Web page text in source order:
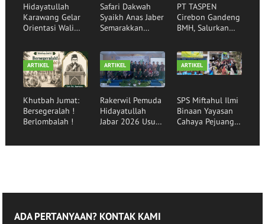
Hidayatullah
Karawang Gelar
Orientasi Wali
Mewujudkan
Generasi Qurani
Safari Dakwah
Syaikh Anas Jaber
Semarakkan
Hidayatullah
Garut
PT TASPEN
Cirebon Gandeng
BMH, Salurkan
kepada Santri
Binaan
ARTIKEL
Khutbah Jumat:
Bersegeralah !
Berlombalah !
ARTIKEL
Rakerwil Pemuda
Hidayatullah
Jabar 2026 Usung
ARTIKEL
SPS Miftahul Ilmi
Binaan Yayasan
Cahaya Pejuang
ADA PERTANYAAN? KONTAK KAMI